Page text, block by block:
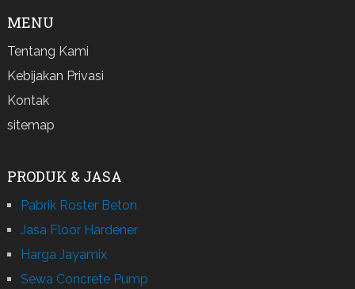
MENU
Tentang Kami
Kebijakan Privasi
Kontak
sitemap
PRODUK & JASA
Pabrik Roster Beton
Jasa Floor Hardener
Harga Jayamix
Sewa Concrete Pump